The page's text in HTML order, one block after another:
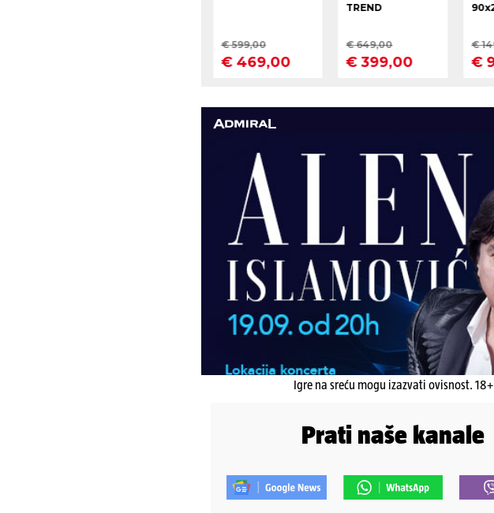
Igre na sreću mogu izazvati ovisnost. 18+
Prati naše kanale